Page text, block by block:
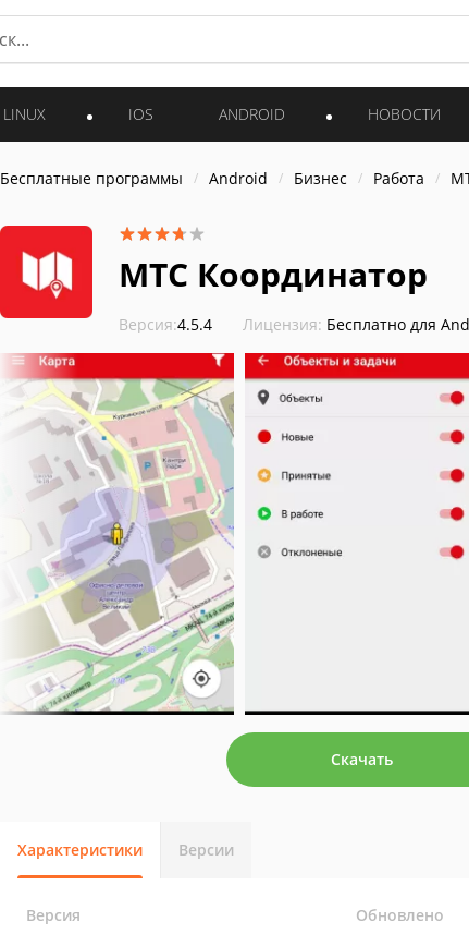
LINUX IOS ANDROID НОВОСТИ
Бесплатные программы Android Бизнес Работа
МТС Координатор
Версия:4.5.4 Лицензия: Бесплатно для
Скачать
Характеристики Версии
Версия Обновлено